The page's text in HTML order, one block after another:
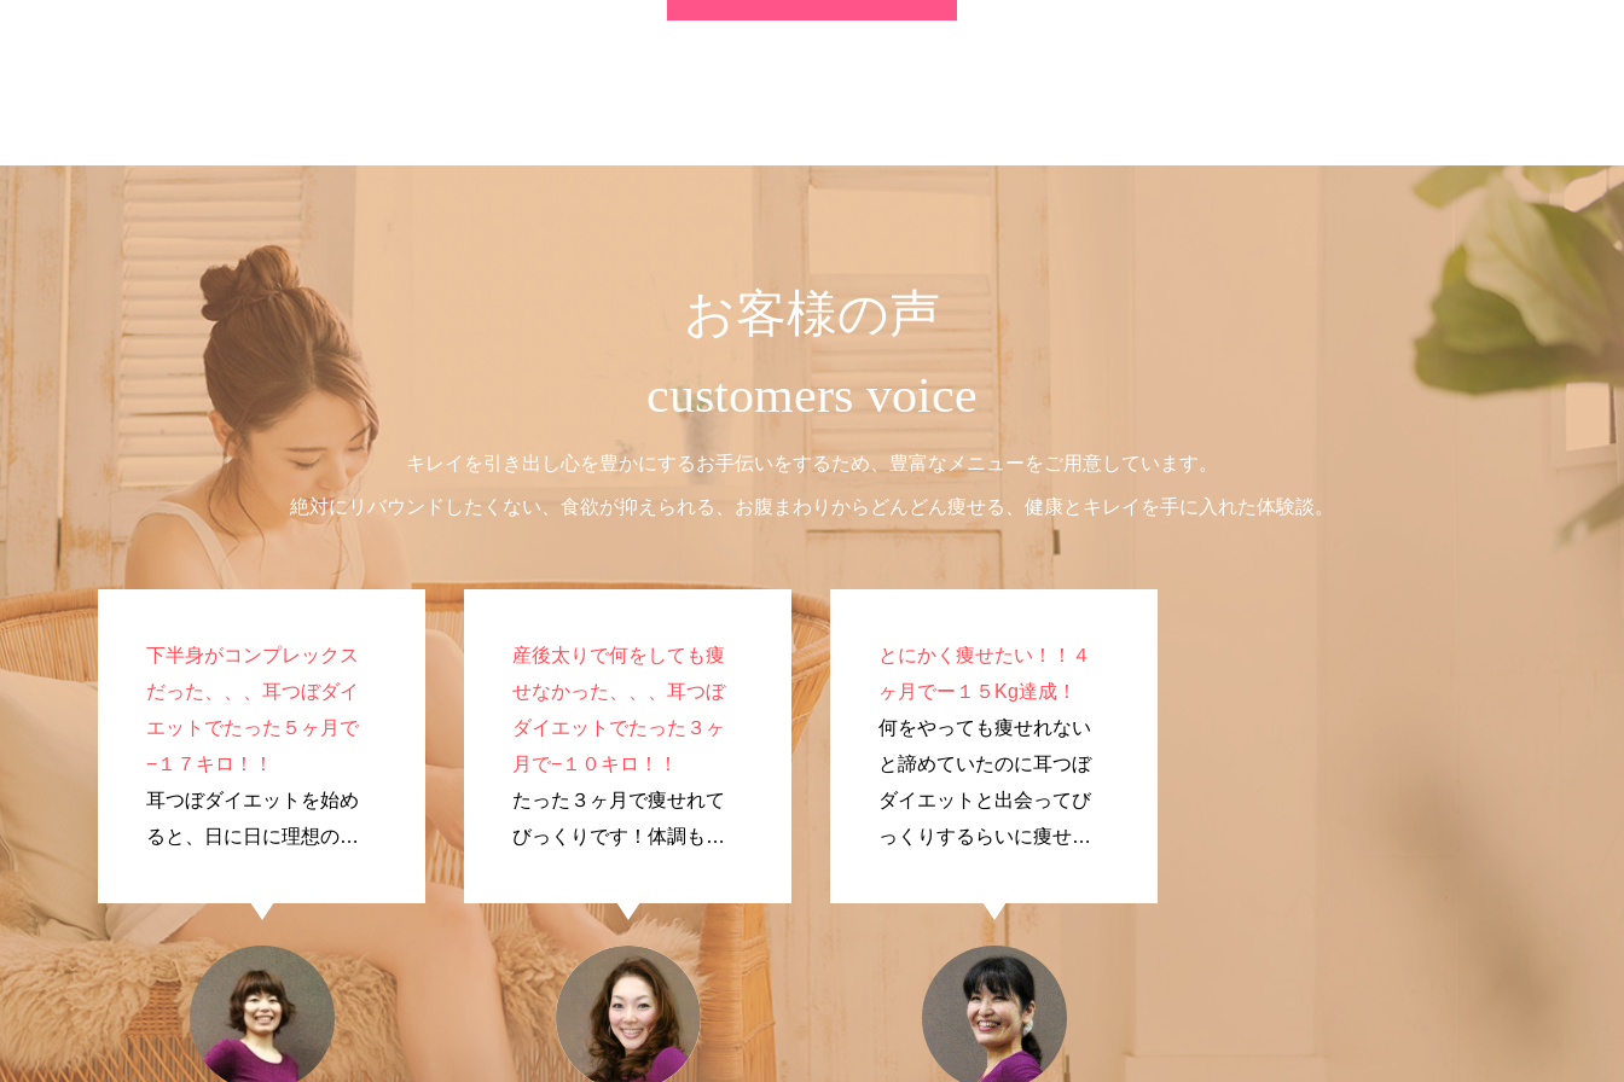
お客様の声
customers voice
キレイを引き出し心を豊かにするお手伝いをするため、豊富なメニューをご用意しています。
絶対にリバウンドしたくない、食欲が抑えられる、お腹まわりからどんどん痩せる、健康とキレイを手に入れた体験談。
下半身がコンプレックス
だった、、、耳つぼダイ
エットでたった５ヶ月で
−１７キロ！！
耳つぼダイエットを始め
ると、日に日に理想のプ
いきました！
産後太りで何をしても痩
せなかった、、、耳つぼ
ダイエットでたった３ヶ
月で−１０キロ！！
たった３ヶ月で痩せれて
びっくりです！体調も良
です。
とにかく痩せたい！！４
ヶ月でー１５Kg達成！
何をやっても痩せれない
と諦めていたのに耳つぼ
ダイエットと出会ってび
っくりするらいに痩せれ